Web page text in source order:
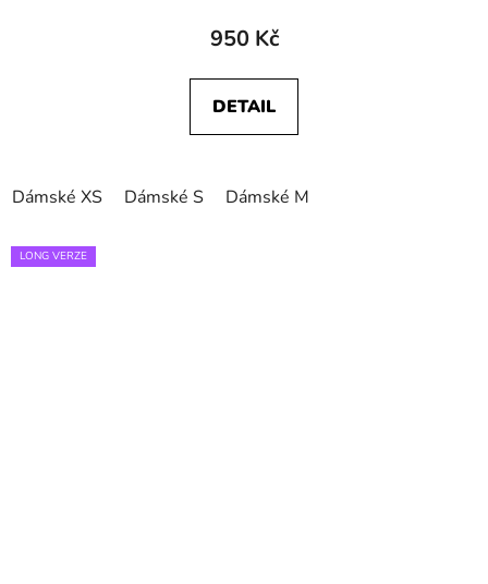
950 Kč
DETAIL
Dámské XS Dámské S Dámské M
LONG VERZE